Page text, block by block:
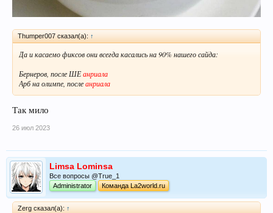
Thumper007 сказал(а): ↑
Да и касаемо фиксов они всегда касались на 90% нашего сайда:
Бернеров, после ШЕанриала
Арб на олимпе, послеанриала
Так мило
26 июл 2023
Limsa Lominsa
Все вопросы @True_1
Administrator
Команда La2world.ru
Zerg сказал(а): ↑